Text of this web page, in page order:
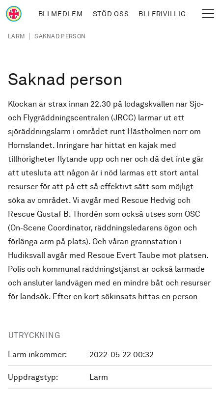
Hoppa till huvudinnehåll
BLI MEDLEM STÖD OSS BLI FRIVILLIG
Länkstig
LARM | SAKNAD PERSON
Saknad person
Klockan är strax innan 22.30 på lödagskvällen när Sjö-
och Flygräddningscentralen (JRCC) larmar ut ett
sjöräddningslarm i området runt Hästholmen norr om
Hornslandet. Inringare har hittat en kajak med
tillhörigheter flytande upp och ner och då det inte går
att utesluta att någon är i nöd larmas ett stort antal
resurser för att på ett så effektivt sätt som möjligt
söka av området. Vi avgår med Rescue Hedvig och
Rescue Gustaf B. Thordén som också utses som OSC
(On-Scene Coordinator, räddningsledarens ögon och
förlänga arm på plats). Och våran grannstation i
Hudiksvall avgår med Rescue Evert Taube mot platsen.
Polis och kommunal räddningstjänst är också larmade
och ansluter landvägen med en mindre båt och resurser
för landsök. Efter en kort sökinsats hittas en person
UTRYCKNING
Larm inkommer: 2022-05-22 00:32
Uppdragstyp: Larm